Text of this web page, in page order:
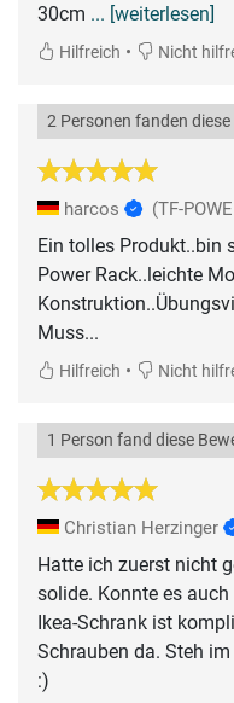
30cm ... [weiterlesen]
Hilfreich • Nicht
2 Personen fanden
harcos (TF-
Ein tolles Produkt..bin
Power Rack..leichte
Muss...
Hilfreich • Nicht
1 Person fand diese
Christian Herzinger
Hatte ich zuerst nicht
solide. Konnte es
Ikea-Schrank ist
Schrauben da. Steh
:)